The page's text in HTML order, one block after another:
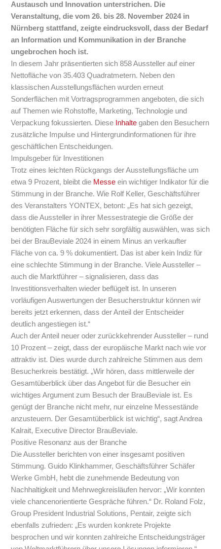
Austausch und Innovation unterstrichen. Die
Veranstaltung, die vom 26. bis 28. November 2024 in
Nürnberg stattfand, zeigte eindrucksvoll, dass der Bedarf
an Information und Kommunikation in der Branche
ungebrochen hoch ist.
In diesem Jahr präsentierten sich 858 Aussteller auf einer
Nettofläche von 35.403 Quadratmetern. Neben den
klassischen Ausstellungsflächen wurden erneut
Sonderflächen mit Vortragsprogrammen angeboten, die sich
auf Themen wie Rohstoffe, Marketing, Technologie und
Verpackung fokussierten. Diese Inhalte gaben den Besuchern
zusätzliche Impulse und Hintergrundinformationen für ihre
geschäftlichen Entscheidungen.
Impulsgeber für Investitionen
Trotz eines leichten Rückgangs der Ausstellungsfläche um
etwa 9 Prozent, bleibt die Messe ein wichtiger Indikator für die
Stimmung in der Branche. Wie Rolf Keller, Geschäftsführer
des Veranstalters YONTEX, betont: „Es hat sich gezeigt,
dass die Aussteller in ihrer Messestrategie die Größe der
benötigten Fläche für sich sehr sorgfältig auswählen, was sich
bei der BrauBeviale 2024 in einem Minus an verkaufter
Fläche von ca. 9 % dokumentiert. Das ist aber kein Indiz für
eine schlechte Stimmung in der Branche. Viele Aussteller –
auch die Marktführer – signalisieren, dass das
Investitionsverhalten wieder beflügelt ist. In unseren
vorläufigen Auswertungen der Besucherstruktur können wir
bereits jetzt erkennen, dass der Anteil der Entscheider
deutlich angestiegen ist.“
Auch der Anteil neuer oder zurückkehrender Aussteller – rund
10 Prozent – zeigt, dass der europäische Markt nach wie vor
attraktiv ist. Dies wurde durch zahlreiche Stimmen aus dem
Besucherkreis bestätigt. „Wir hören, dass mittlerweile der
Gesamtüberblick über das Angebot für die Besucher ein
wichtiges Argument zum Besuch der BrauBeviale ist. Es
genügt der Branche nicht mehr, nur einzelne Messestände
anzusteuern. Der Gesamtüberblick ist wichtig“, sagt Andrea
Kalrait, Executive Director BrauBeviale.
Positive Resonanz aus der Branche
Die Aussteller berichten von einer insgesamt positiven
Stimmung. Guido Klinkhammer, Geschäftsführer Schäfer
Werke GmbH, hebt die zunehmende Bedeutung von
Nachhaltigkeit und Mehrwegkreisläufen hervor: „Wir konnten
viele chancenorientierte Gespräche führen.“ Dr. Roland Folz,
Group President Industrial Solutions, Pentair, zeigte sich
ebenfalls zufrieden: „Es wurden konkrete Projekte
besprochen und wir konnten zahlreiche Entscheidungsträger